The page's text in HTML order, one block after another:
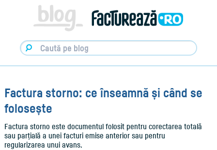
Factureaza.ro
Factura storno: ce înseamnă și când se
folosește
Factura storno este documentul folosit pentru corectarea totală
sau parțială a unei facturi emise anterior sau pentru
regularizarea unui avans.